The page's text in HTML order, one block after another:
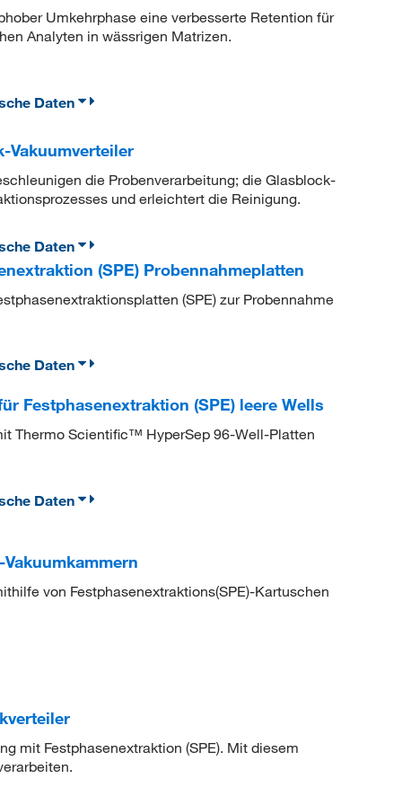
Umkehrphase eine verbesserte Retention für
Analyten in wässrigen Matrizen.
Daten
die Probenverarbeitung; die Glasblock-
und erleichtert die Reinigung.
Daten
(SPE) Probennahmeplatten
(SPE) zur Probennahme
Daten
Festphasenextraktion (SPE) leere Wells
Thermo Scientific™ HyperSep 96-Well-Platten
Daten
von Festphasenextraktions(SPE)-Kartuschen
mit Festphasenextraktion (SPE). Mit diesem